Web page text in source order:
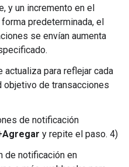
y un incremento en el
forma predeterminada, el
se envían aumenta
actualiza para reflejar cada
objetivo de transacciones
de notificación
y repite el paso. 4)
de notificación en